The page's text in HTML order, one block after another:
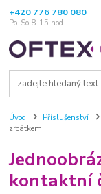
+420 776 780 080
Po-So 8-15 hod
Úvod Příslušenství
zrcátkem
kontaktní